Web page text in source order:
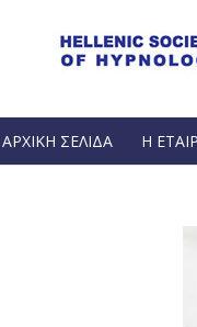
ΑΡΧΙΚΗ ΣΕΛΙΔΑ Η